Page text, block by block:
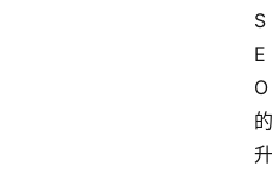
S
E
O
的
升